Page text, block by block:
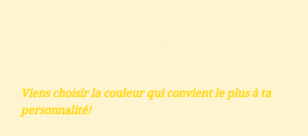
Viens choisir la couleur qui convient le plus à ta
personnalité!